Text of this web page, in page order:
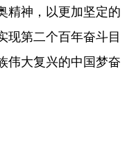
精神，以更加坚定的
现第二个百年奋斗目
伟大复兴的中国梦奋